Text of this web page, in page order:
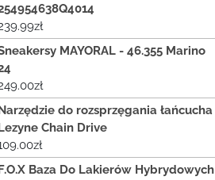
zł
MAYORAL - 46.355 Marino
zł
do rozsprzęgania łańcucha
Chain Drive
zł
Baza Do Lakierów Hybrydowych